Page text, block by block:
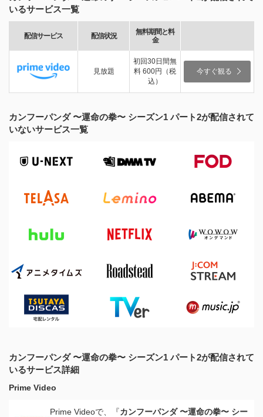
いるサービス一覧
配信サービス 配信状況
無料期間と料
金
見放題
初回30日間無
料 600円（税
込）
今すぐ観る
カンフーパンダ 〜運命の拳〜 シーズン1 パート2が配信されて
いないサービス一覧
カンフーパンダ 〜運命の拳〜 シーズン1 パート2が配信されて
いるサービス詳細
Prime Video
Prime Videoで、『カンフーパンダ 〜運命の拳〜 シー